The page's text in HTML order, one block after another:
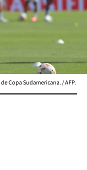
Copa Sudamericana. / AFP.